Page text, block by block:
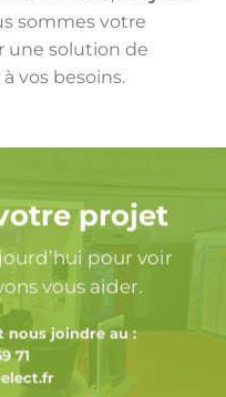
sommes votre
une solution de
vos besoins.
projet
pour voir
vous aider.
nous joindre au :
71